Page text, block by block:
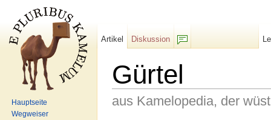
Gürtel
aus Kamelopedia, der
Artikel
Diskussion
Hauptseite
Wegweiser